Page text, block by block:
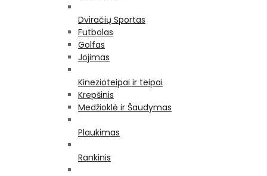
Dviračių Sportas
Futbolas
Golfas
Jojimas
Kinezioteipai ir teipai
Krepšinis
Medžioklė ir Šaudymas
Plaukimas
Rankinis